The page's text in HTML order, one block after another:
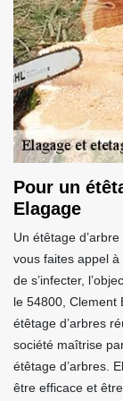
Pour un
Elagage
Un étêtage
vous faites appel
de s’infecter,
le 54800, Clement
étêtage d’arbres
société maîtrise
étêtage d’arbres.
être efficace et